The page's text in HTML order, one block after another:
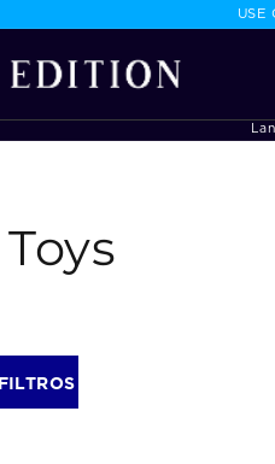
USE